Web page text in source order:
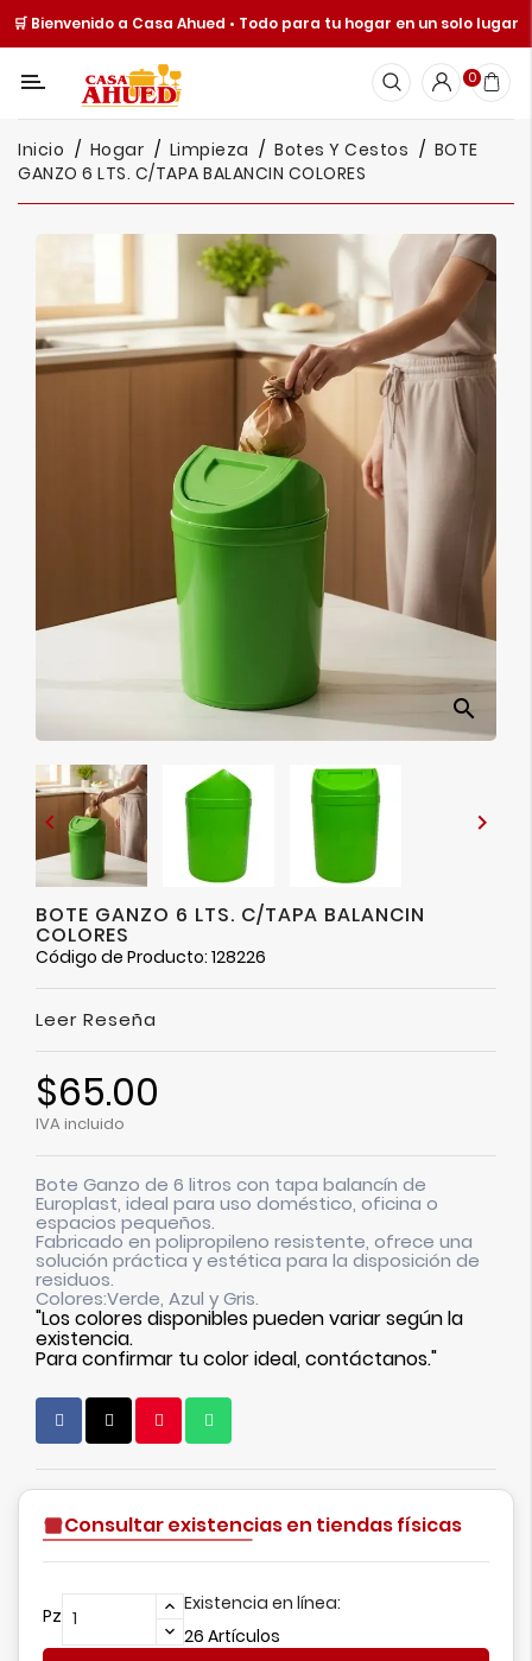
🛒 Bienvenido a Casa Ahued • Todo para tu hogar en un solo lugar
Categoría
Cocina
Y
Mesa
Cuisine
Spot
0
Inicio Hogar Limpieza Botes Y Cestos
BOTE
GANZO 6 LTS. C/TAPA BALANCIN COLORES
search
 
BOTE GANZO 6 LTS. C/TAPA BALANCIN
COLORES
Código de Producto: 128226
Leer Reseña
$65.00
IVA incluido
Bote Ganzo de 6 litros con tapa balancín de
Europlast, ideal para uso doméstico, oficina o
espacios pequeños.
Fabricado en polipropileno resistente, ofrece una
solución práctica y estética para la disposición de
residuos.
Colores:Verde, Azul y Gris.
"Los colores disponibles pueden variar según la
existencia.
Para confirmar tu color ideal, contáctanos."
Consultar existencias en tiendas físicas
Pz
Existencia en línea:
26 Artículos